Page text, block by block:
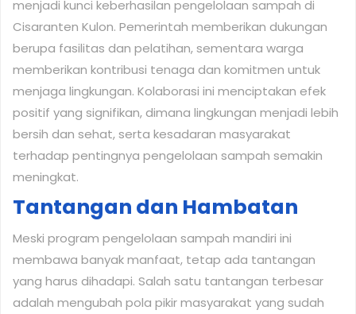
menjadi kunci keberhasilan pengelolaan sampah di
Cisaranten Kulon. Pemerintah memberikan dukungan
berupa fasilitas dan pelatihan, sementara warga
memberikan kontribusi tenaga dan komitmen untuk
menjaga lingkungan. Kolaborasi ini menciptakan efek
positif yang signifikan, dimana lingkungan menjadi lebih
bersih dan sehat, serta kesadaran masyarakat
terhadap pentingnya pengelolaan sampah semakin
meningkat.
Tantangan dan Hambatan
Meski program pengelolaan sampah mandiri ini
membawa banyak manfaat, tetap ada tantangan
yang harus dihadapi. Salah satu tantangan terbesar
adalah mengubah pola pikir masyarakat yang sudah